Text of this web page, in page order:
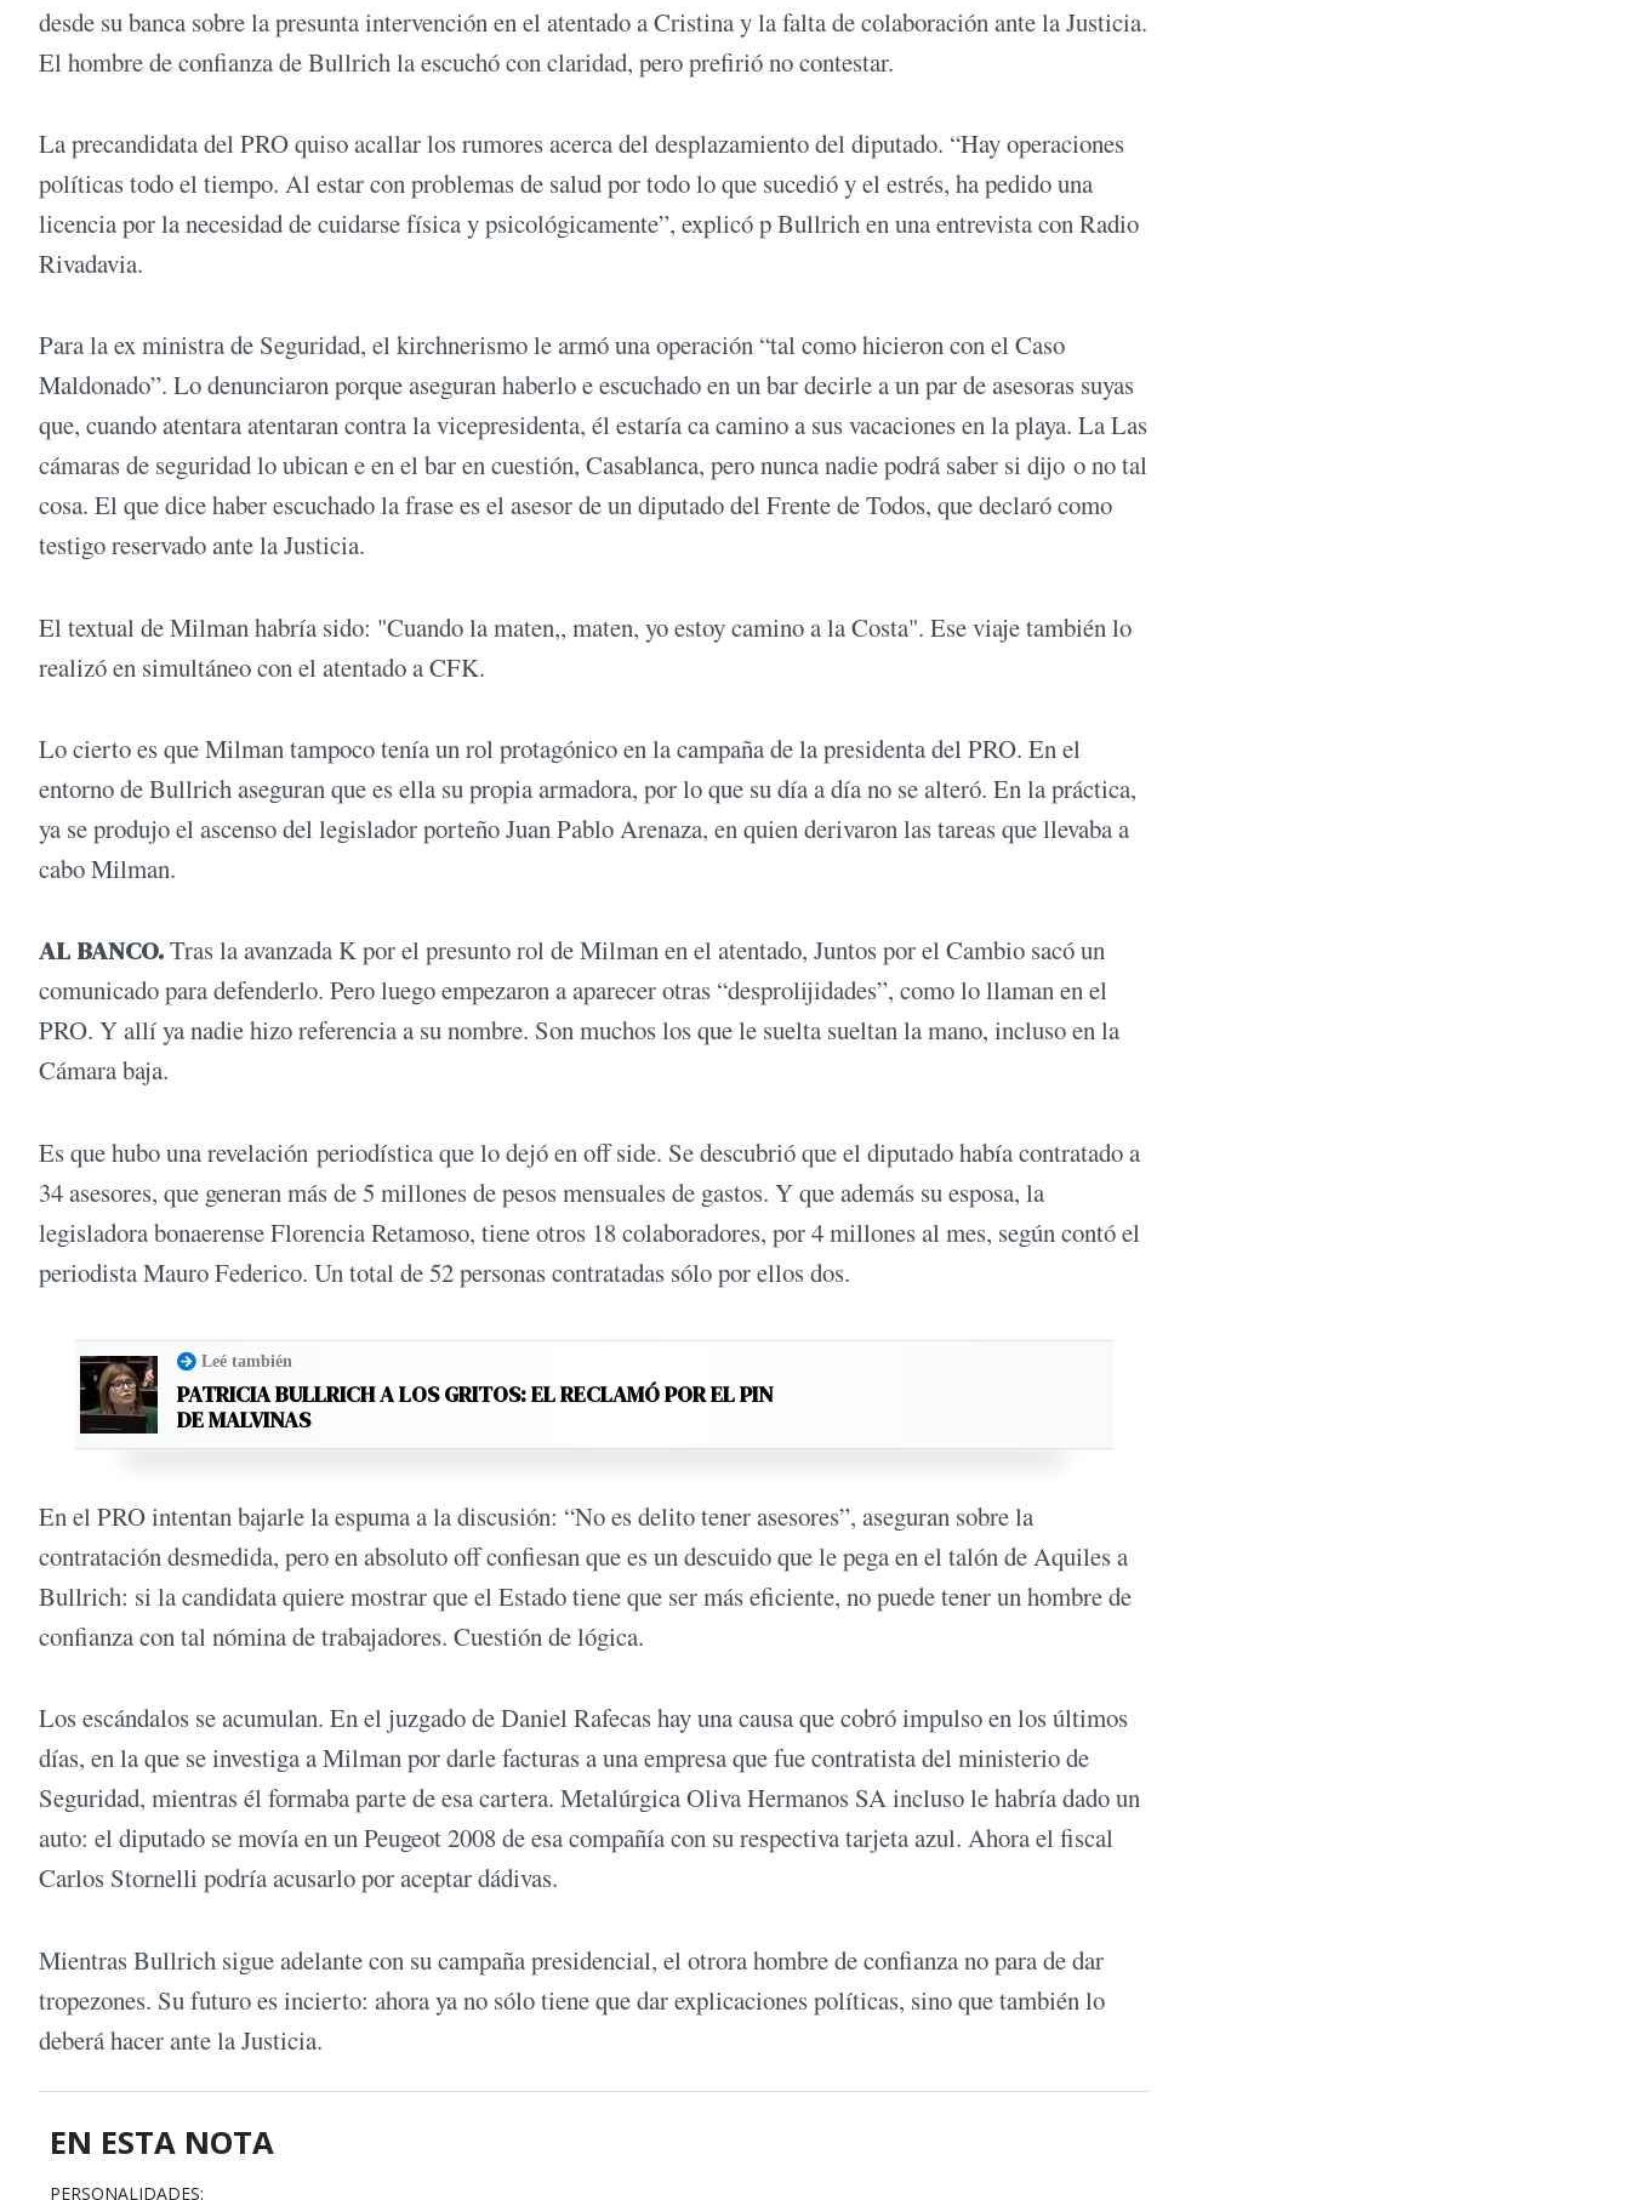
desde su banca sobre la presunta intervención en el atentado a Cristina y la falta de colaboración ante la Justicia.
El hombre de confianza de Bullrich la escuchó con claridad, pero prefirió no contestar.
La precandidata del PRO quiso acallar los rumores acerca del desplazamiento del diputado. “Hay operaciones
políticas todo el tiempo. Al estar con problemas de salud por todo lo que sucedió y el estrés, ha pedido una
licencia por la necesidad de cuidarse física y psicológicamente”, explicó p Bullrich en una entrevista con Radio
Rivadavia.
Para la ex ministra de Seguridad, el kirchnerismo le armó una operación “tal como hicieron con el Caso
Maldonado”. Lo denunciaron porque aseguran haberlo e escuchado en un bar decirle a un par de asesoras suyas
que, cuando atentara atentaran contra la vicepresidenta, él estaría ca camino a sus vacaciones en la playa. La Las
cámaras de seguridad lo ubican e en el bar en cuestión, Casablanca, pero nunca nadie podrá saber si dijo o no tal
cosa. El que dice haber escuchado la frase es el asesor de un diputado del Frente de Todos, que declaró como
testigo reservado ante la Justicia.
El textual de Milman habría sido: "Cuando la maten,, maten, yo estoy camino a la Costa". Ese viaje también lo
realizó en simultáneo con el atentado a CFK.
Lo cierto es que Milman tampoco tenía un rol protagónico en la campaña de la presidenta del PRO. En el
entorno de Bullrich aseguran que es ella su propia armadora, por lo que su día a día no se alteró. En la práctica,
ya se produjo el ascenso del legislador porteño Juan Pablo Arenaza, en quien derivaron las tareas que llevaba a
cabo Milman.
AL BANCO.Tras la avanzada K por el presunto rol de Milman en el atentado, Juntos por el Cambio sacó un
comunicado para defenderlo. Pero luego empezaron a aparecer otras “desprolijidades”, como lo llaman en el
PRO. Y allí ya nadie hizo referencia a su nombre. Son muchos los que le suelta sueltan la mano, incluso en la
Cámara baja.
Es que hubo una revelación periodística que lo dejó en off side. Se descubrió que el diputado había contratado a
34 asesores, que generan más de 5 millones de pesos mensuales de gastos. Y que además su esposa, la
legisladora bonaerense Florencia Retamoso, tiene otros 18 colaboradores, por 4 millones al mes, según contó el
periodista Mauro Federico. Un total de 52 personas contratadas sólo por ellos dos.
Leé también
PATRICIA BULLRICH A LOS GRITOS: EL RECLAMÓ POR EL PIN
DE MALVINAS
En el PRO intentan bajarle la espuma a la discusión: “No es delito tener asesores”, aseguran sobre la
contratación desmedida, pero en absoluto off confiesan que es un descuido que le pega en el talón de Aquiles a
Bullrich: si la candidata quiere mostrar que el Estado tiene que ser más eficiente, no puede tener un hombre de
confianza con tal nómina de trabajadores. Cuestión de lógica.
Los escándalos se acumulan. En el juzgado de Daniel Rafecas hay una causa que cobró impulso en los últimos
días, en la que se investiga a Milman por darle facturas a una empresa que fue contratista del ministerio de
Seguridad, mientras él formaba parte de esa cartera. Metalúrgica Oliva Hermanos SA incluso le habría dado un
auto: el diputado se movía en un Peugeot 2008 de esa compañía con su respectiva tarjeta azul. Ahora el fiscal
Carlos Stornelli podría acusarlo por aceptar dádivas.
Mientras Bullrich sigue adelante con su campaña presidencial, el otrora hombre de confianza no para de dar
tropezones. Su futuro es incierto: ahora ya no sólo tiene que dar explicaciones políticas, sino que también lo
deberá hacer ante la Justicia.
EN ESTA NOTA
PERSONALIDADES: